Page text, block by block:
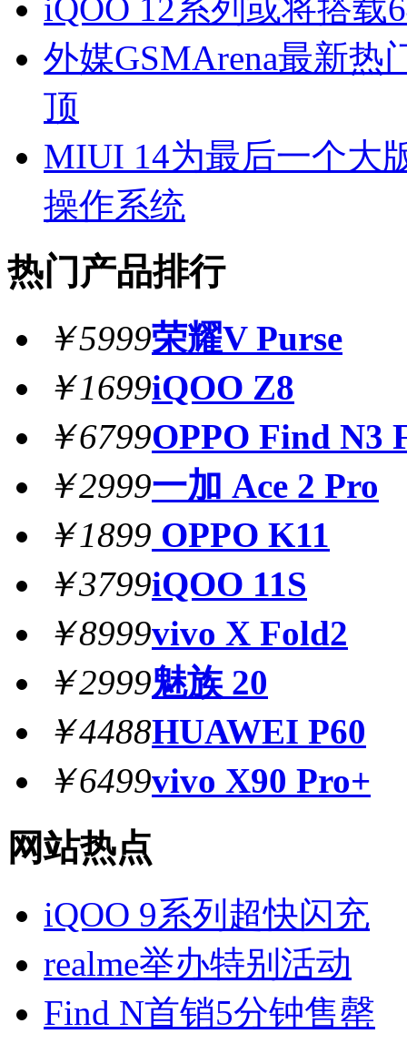
iQOO 12系列或将搭载
外媒GSMArena最新热
顶
MIUI 14为最后一个大
操作系统
热门产品排行
￥5999荣耀V Purse
￥1699iQOO Z8
￥6799OPPO Find N3
￥2999一加 Ace 2 Pro
￥1899 OPPO K11
￥3799iQOO 11S
￥8999vivo X Fold2
￥2999魅族 20
￥4488HUAWEI P60
￥6499vivo X90 Pro+
网站热点
iQOO 9系列超快闪充
realme举办特别活动
Find N首销5分钟售罄